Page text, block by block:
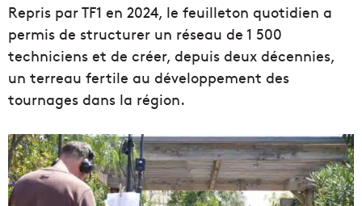
Repris par TF1 en 2024, le feuilleton quotidien a
permis de structurer un réseau de 1 500
techniciens et de créer, depuis deux décennies,
un terreau fertile au développement des
tournages dans la région.